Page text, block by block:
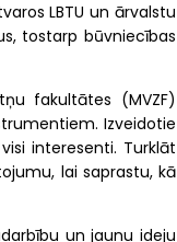
LBTU un ārvalstu
tostarp būvniecības
fakultātes (MVZF)
Izveidotie
interesenti. Turklāt
lai saprastu, kā
un jaunu ideju